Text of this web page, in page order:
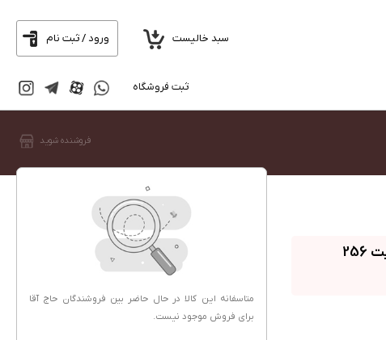
ورود / ثبت نام سبد خالیست
ثبت فروشگاه
فروشنده شوید
متاسفانه این کالا در حال حاضر بین فروشندگان حاج آقا
برای فروش موجود نیست.
گوشی شیائومی Redmi Note 14 Pro 4G ظرفیت 256